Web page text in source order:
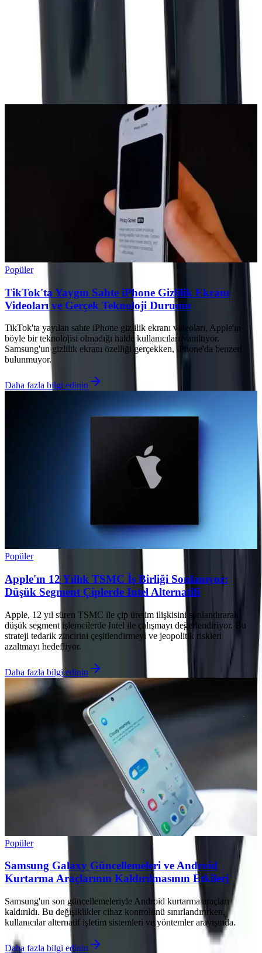
Ayın popüler yazıları
Popüler
TikTok'ta Yaygın Sahte iPhone Gizlilik Ekranı
Videoları ve Gerçek Teknoloji Durumu
TikTok'ta yayılan sahte iPhone gizlilik ekranı videoları, Apple'ın
böyle bir teknolojisi olmadığı halde kullanıcıları yanıltıyor.
Samsung'un gizlilik ekranı özelliği gerçekken, iPhone'da benzeri
bulunmuyor.
Daha fazla bilgi edinin
Popüler
Apple'ın 12 Yıllık TSMC İş Birliği Sonlanıyor:
Düşük Segment Çiplerde Intel Alternatifi
Apple, 12 yıl süren TSMC ile çip üretim ilişkisini sonlandırarak
düşük segment işlemcilerde Intel ile çalışmayı değerlendiriyor. Bu
strateji tedarik zincirini çeşitlendirmeyi ve jeopolitik riskleri
azaltmayı hedefliyor.
Daha fazla bilgi edinin
Popüler
Samsung Galaxy Güncellemeleri ve Android
Kurtarma Araçlarının Kaldırılmasının Etkileri
Samsung'un son güncellemeleriyle Android kurtarma araçları
kaldırıldı. Bu değişiklikler cihaz kontrolünü sınırlandırırken,
kullanıcılar alternatif işletim sistemleri ve yöntemler arayışında.
Daha fazla bilgi edinin